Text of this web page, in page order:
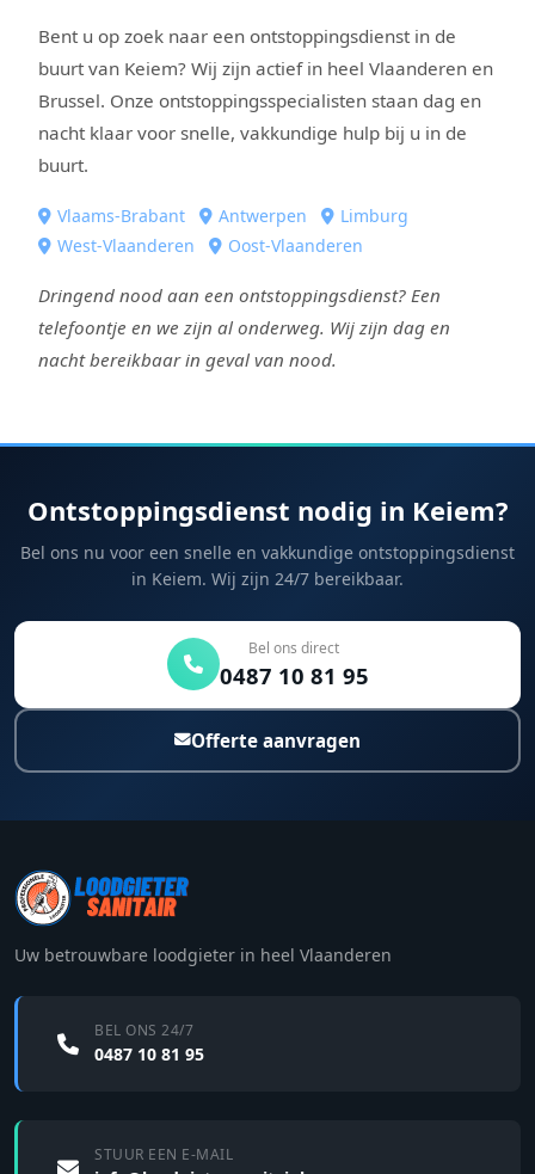
Bent u op zoek naar een ontstoppingsdienst in de
buurt van Keiem? Wij zijn actief in heel Vlaanderen en
Brussel. Onze ontstoppingsspecialisten staan dag en
nacht klaar voor snelle, vakkundige hulp bij u in de
buurt.
Vlaams-Brabant Antwerpen
Limburg
West-Vlaanderen
Oost-Vlaanderen
Dringend nood aan een ontstoppingsdienst? Een
telefoontje en we zijn al onderweg. Wij zijn dag en
nacht bereikbaar in geval van nood.
Ontstoppingsdienst nodig in Keiem?
Bel ons nu voor een snelle en vakkundige ontstoppingsdienst
in Keiem. Wij zijn 24/7 bereikbaar.
Bel ons direct
0487 10 81 95
Offerte aanvragen
Uw betrouwbare loodgieter in heel Vlaanderen
BEL ONS 24/7
0487 10 81 95
STUUR EEN E-MAIL